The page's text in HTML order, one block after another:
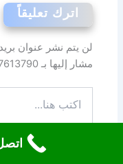
اترك تعليقاً
لن يتم نشر عنوان
مشار إليها بـ
هنا...
اتصل